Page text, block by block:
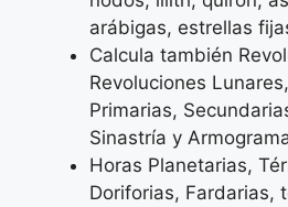
arábigas, estrellas
Calcula también
Revoluciones
Primarias,
Sinastría y
Horas Planetarias,
Doriforias, Fardarias,